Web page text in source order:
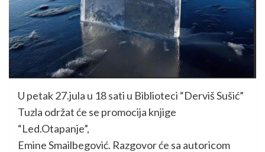
U petak 27.jula u 18 sati u Biblioteci “Derviš Sušić”
Tuzla održat će se promocija knjige
“Led.Otapanje”,
Emine Smailbegović. Razgovor će sa autoricom